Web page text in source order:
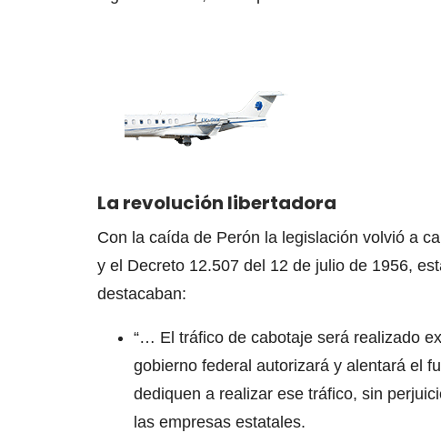
La revolución libertadora
Con la caída de Perón la legislación volvió a
y el Decreto 12.507 del 12 de julio de 1956,
destacaban:
“… El tráfico de cabotaje será realizado
gobierno federal autorizará y alentará el
dediquen a realizar ese tráfico, sin
las empresas estatales.